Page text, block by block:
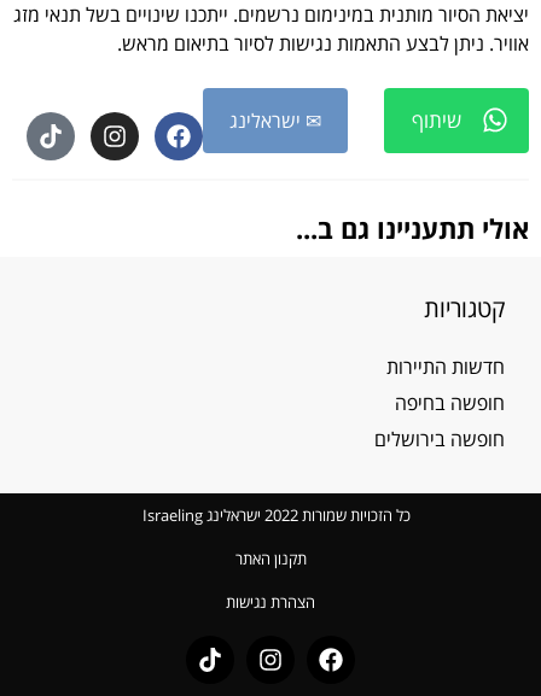
יציאת הסיור מותנית במינימום נרשמים. ייתכנו שינויים בשל תנאי מזג
אוויר. ניתן לבצע התאמות נגישות לסיור בתיאום מראש.
שיתוף ✉ ישראלינג
אולי תתעניינו גם ב...
קטגוריות
חדשות התיירות
חופשה בחיפה
חופשה בירושלים
כל הזכויות שמורות 2022 ישראלינג Israeling
תקנון האתר
הצהרת נגישות